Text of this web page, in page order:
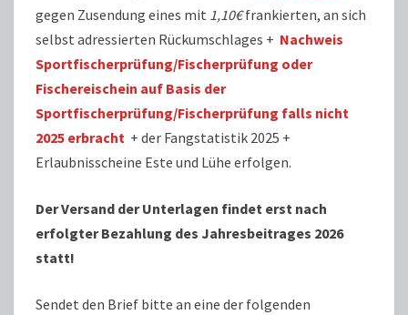
gegen Zusendung eines mit 1,10€frankierten, an sich
selbst adressierten Rückumschlages + Nachweis
Sportfischerprüfung/Fischerprüfung oder
Fischereischein auf Basis der
Sportfischerprüfung/Fischerprüfung falls nicht
2025 erbracht + der Fangstatistik 2025 +
Erlaubnisscheine Este und Lühe erfolgen.
Der Versand der Unterlagen findet erst nach
erfolgter Bezahlung des Jahresbeitrages 2026
statt!
Sendet den Brief bitte an eine der folgenden